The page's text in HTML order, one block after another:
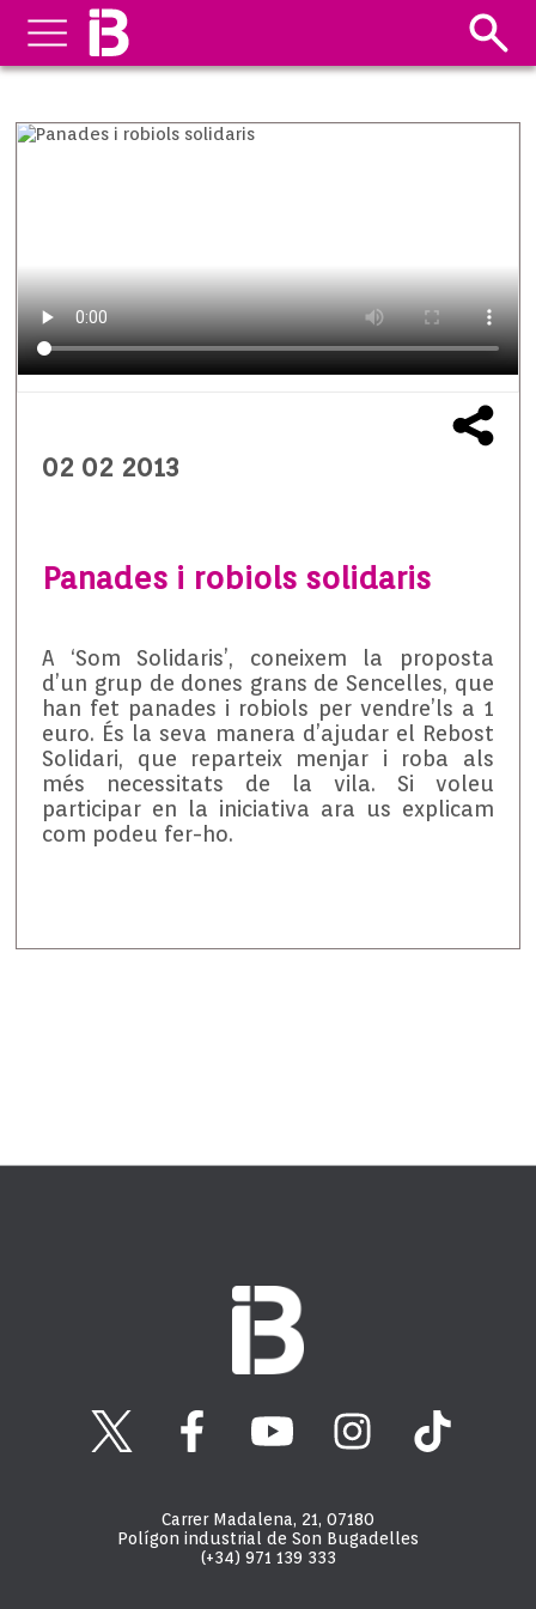
02 02 2013
Panades i robiols solidaris
A ‘Som Solidaris’, coneixem la proposta
d’un grup de dones grans de Sencelles, que
han fet panades i robiols per vendre’ls a 1
euro. És la seva manera d’ajudar el Rebost
Solidari, que reparteix menjar i roba als
més necessitats de la vila. Si voleu
participar en la iniciativa ara us explicam
com podeu fer-ho.
Carrer Madalena, 21, 07180
Polígon industrial de Son Bugadelles
(+34) 971 139 333